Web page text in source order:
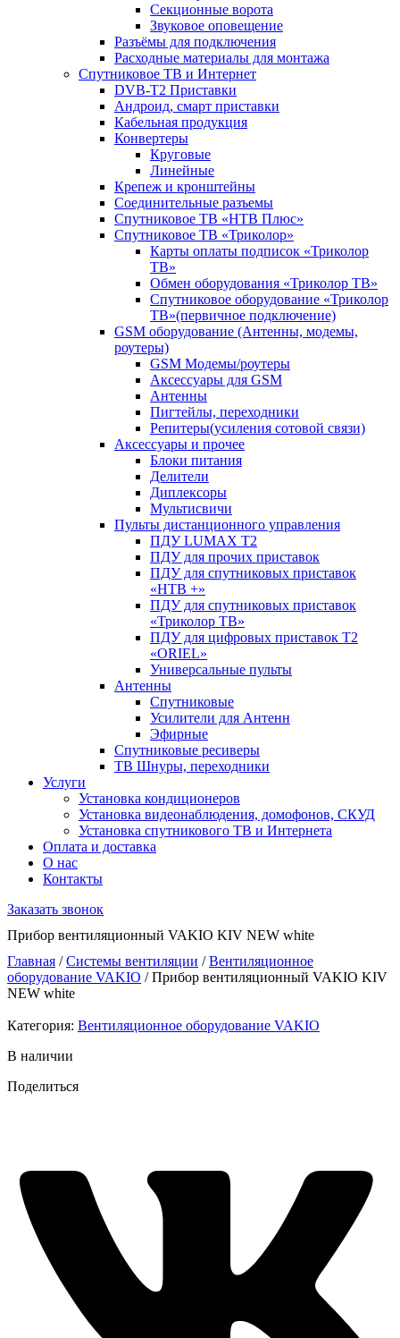
Секционные ворота
Звуковое оповещение
Разъёмы для подключения
Расходные материалы для монтажа
Спутниковое ТВ и Интернет
DVB-Т2 Приставки
Андроид, смарт приставки
Кабельная продукция
Конвертеры
Круговые
Линейные
Крепеж и кронштейны
Соединительные разъемы
Спутниковое ТВ «НТВ Плюс»
Спутниковое ТВ «Триколор»
Карты оплаты подписок «Триколор
ТВ»
Обмен оборудования «Триколор ТВ»
Спутниковое оборудование «Триколор
ТВ»(первичное подключение)
GSM оборудование (Антенны, модемы,
роутеры)
GSM Модемы/роутеры
Аксессуары для GSM
Антенны
Пигтейлы, переходники
Репитеры(усиления сотовой связи)
Аксессуары и прочее
Блоки питания
Делители
Диплексоры
Мультисвичи
Пульты дистанционного управления
ПДУ LUMAX Т2
ПДУ для прочих приставок
ПДУ для спутниковых приставок
«НТВ +»
ПДУ для спутниковых приставок
«Триколор ТВ»
ПДУ для цифровых приставок Т2
«ORIEL»
Универсальные пульты
Антенны
Спутниковые
Усилители для Антенн
Эфирные
Спутниковые ресиверы
ТВ Шнуры, переходники
Услуги
Установка кондиционеров
Установка видеонаблюдения, домофонов, СКУД
Установка спутникового ТВ и Интернета
Оплата и доставка
О нас
Контакты
Заказать звонок
Прибор вентиляционный VAKIO KIV NEW white
Главная /Системы вентиляции /Вентиляционное
оборудование VAKIO / Прибор вентиляционный VAKIO KIV
NEW white
Категория: Вентиляционное оборудование VAKIO
В наличии
Поделиться